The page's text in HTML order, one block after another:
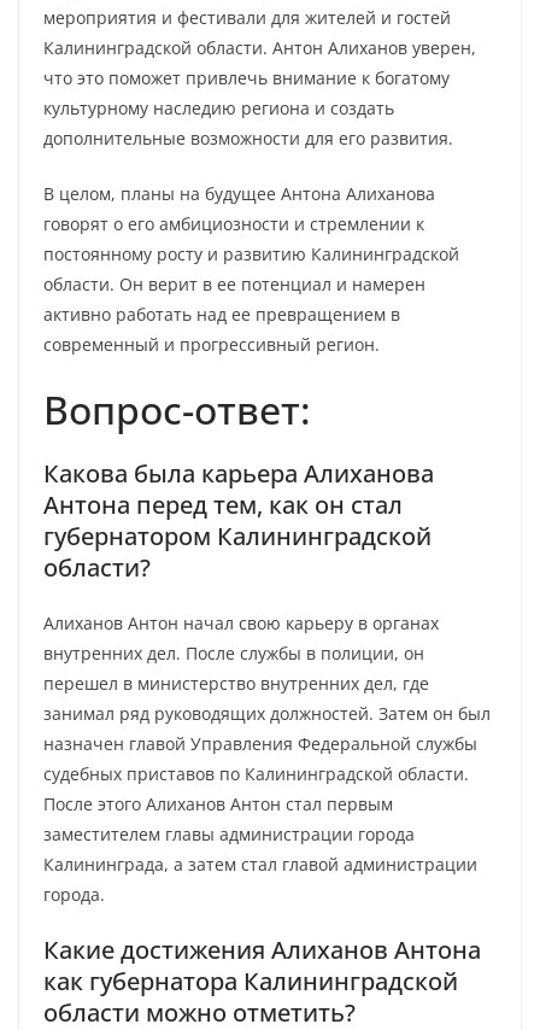
мероприятия и фестивали для жителей и гостей
Калининградской области. Антон Алиханов уверен,
что это поможет привлечь внимание к богатому
культурному наследию региона и создать
дополнительные возможности для его развития.
В целом, планы на будущее Антона Алиханова
говорят о его амбициозности и стремлении к
постоянному росту и развитию Калининградской
области. Он верит в ее потенциал и намерен
активно работать над ее превращением в
современный и прогрессивный регион.
Вопрос-ответ:
Какова была карьера Алиханова
Антона перед тем, как он стал
губернатором Калининградской
области?
Алиханов Антон начал свою карьеру в органах
внутренних дел. После службы в полиции, он
перешел в министерство внутренних дел, где
занимал ряд руководящих должностей. Затем он был
назначен главой Управления Федеральной службы
судебных приставов по Калининградской области.
После этого Алиханов Антон стал первым
заместителем главы администрации города
Калининграда, а затем стал главой администрации
города.
Какие достижения Алиханов Антона
как губернатора Калининградской
области можно отметить?